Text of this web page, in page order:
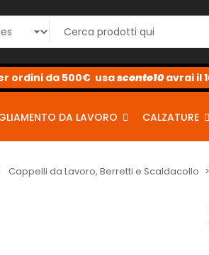
sconto2
sconto5
sconto10
DA LAVORO CALZATURE
Cappelli da Lavoro, Berretti e Scaldacollo